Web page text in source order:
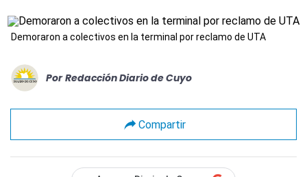
Demoraron a colectivos en la terminal por reclamo de UTA
Por Redacción Diario de Cuyo
Compartir